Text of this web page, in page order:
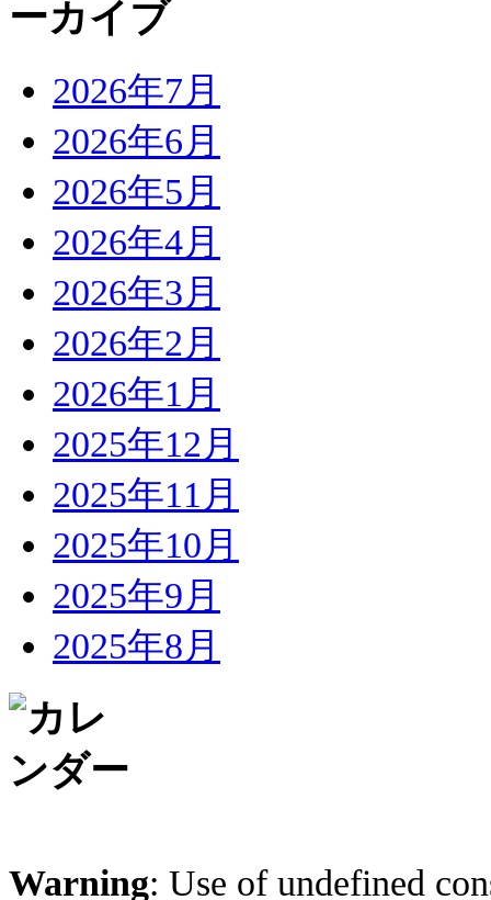
2026年7月
2026年6月
2026年5月
2026年4月
2026年3月
2026年2月
2026年1月
2025年12月
2025年11月
2025年10月
2025年9月
2025年8月
Warning: Use of undefined